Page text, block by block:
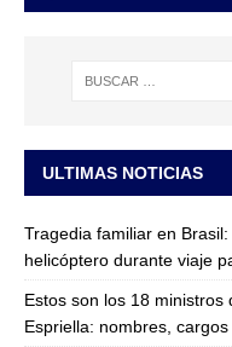
ULTIMAS NOTICIAS
Tragedia familiar en
helicóptero durante viaje
Estos son los 18 ministros
Espriella: nombres,